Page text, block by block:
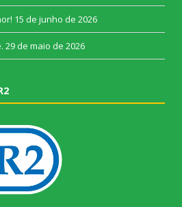
15 de junho de 2026
29 de maio de 2026